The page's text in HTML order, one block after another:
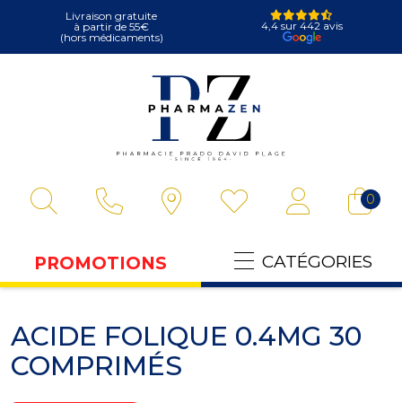
Livraison gratuite
à partir de 55€
(hors médicaments)
4,4 sur 442 avis
0
PROMOTIONS CATÉGORIES
ACIDE FOLIQUE 0.4MG 30
COMPRIMÉS